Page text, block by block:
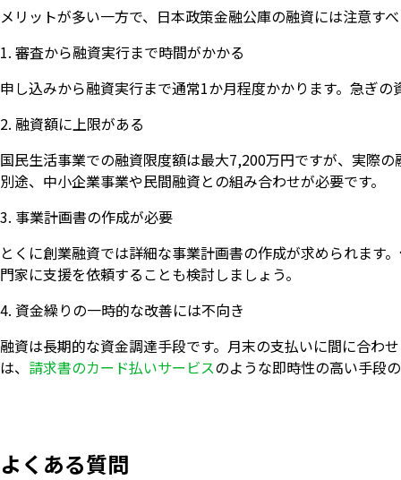
メリットが多い一方で、日本政策金融公庫の融資には注意す
1. 審査から融資実行まで時間がかかる
申し込みから融資実行まで通常1か月程度かかります。急ぎ
2. 融資額に上限がある
国民生活事業での融資限度額は最大7,200万円ですが、実際
別途、中小企業事業や民間融資との組み合わせが必要です。
3. 事業計画書の作成が必要
とくに創業融資では詳細な事業計画書の作成が求められます
門家に支援を依頼することも検討しましょう。
4. 資金繰りの一時的な改善には不向き
融資は長期的な資金調達手段です。月末の支払いに間に合わ
は、 請求書のカード払いサービスのような即時性の高い手段
よくある質問